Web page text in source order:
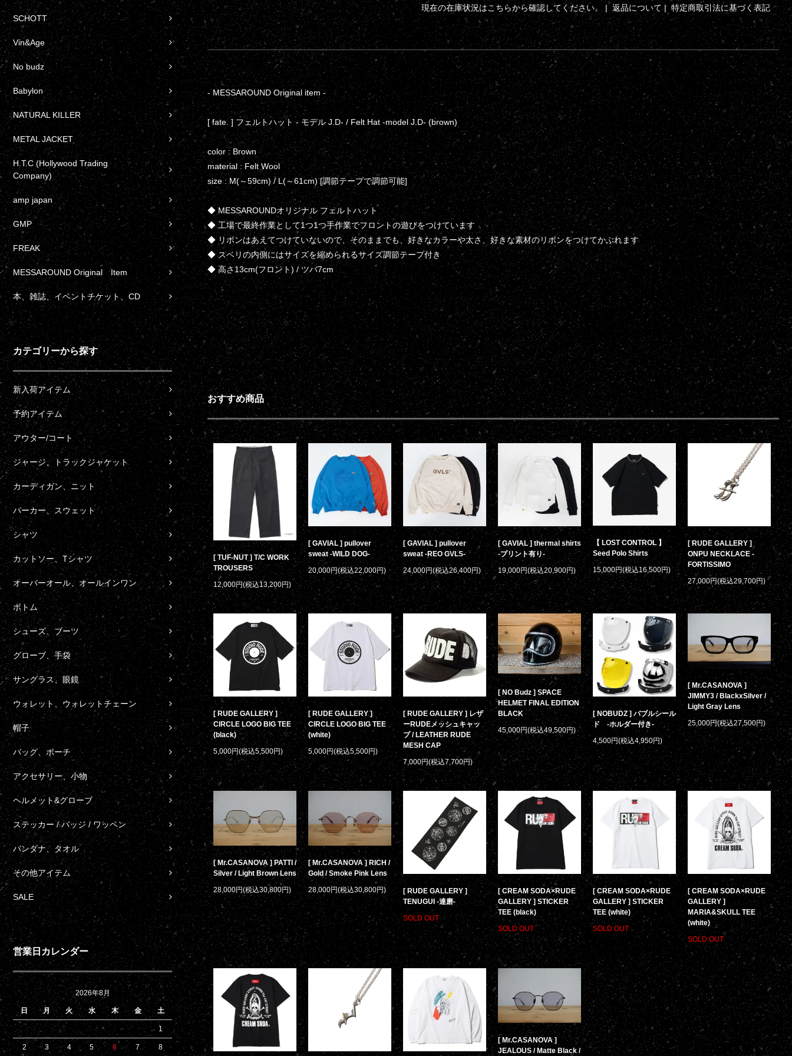
SCHOTT
Vin&Age
No budz
Babylon
NATURAL KILLER
METAL JACKET
H.T.C (Hollywood Trading
Company)
amp japan
GMP
FREAK
MESSAROUND Original Item
本、雑誌、イベントチケット、CD
カテゴリーから探す
新入荷アイテム
予約アイテム
アウター/コート
ジャージ、トラックジャケット
カーディガン、ニット
パーカー、スウェット
シャツ
カットソー、Tシャツ
オーバーオール、オールインワン
ボトム
シューズ、ブーツ
グローブ、手袋
サングラス、眼鏡
ウォレット、ウォレットチェーン
帽子
バッグ、ポーチ
アクセサリー、小物
ヘルメット&グローブ
ステッカー / バッジ / ワッペン
バンダナ、タオル
その他アイテム
SALE
営業日カレンダー
2026年8月
日 月 火 水 木 金 土
1
2 3 4 5 6 7 8
現在の在庫状況はこちらから確認してください。 |返品について| 特定商取引法に基づく表記
- MESSAROUND Original item -
[ fate. ] フェルトハット - モデル J.D- / Felt Hat -model J.D- (brown)
color : Brown
material : Felt Wool
size : M(～59cm) / L(～61cm) [調節テープで調節可能]
◆ MESSAROUNDオリジナル フェルトハット
◆ 工場で最終作業として1つ1つ手作業でフロントの遊びをつけています
◆ リボンはあえてつけていないので、そのままでも、好きなカラーや太さ、好きな素材のリボンをつけてかぶれます
◆ スベリの内側にはサイズを縮められるサイズ調節テープ付き
◆ 高さ13cm(フロント) / ツバ7cm
おすすめ商品
[ TUF-NUT ] T/C WORK
TROUSERS
12,000円(税込13,200円)
[ GAVIAL ] pullover
sweat -WILD DOG-
20,000円(税込22,000円)
[ GAVIAL ] pullover
sweat -REO GVLS-
24,000円(税込26,400円)
[ GAVIAL ] thermal shirts
-プリント有り-
19,000円(税込20,900円)
【 LOST CONTROL 】
Seed Polo Shirts
15,000円(税込16,500円)
[ RUDE GALLERY ]
ONPU NECKLACE -
FORTISSIMO
27,000円(税込29,700円)
[ RUDE GALLERY ]
CIRCLE LOGO BIG TEE
(black)
5,000円(税込5,500円)
[ RUDE GALLERY ]
CIRCLE LOGO BIG TEE
(white)
5,000円(税込5,500円)
[ RUDE GALLERY ] レザ
ーRUDEメッシュキャッ
プ / LEATHER RUDE
MESH CAP
7,000円(税込7,700円)
[ NO Budz ] SPACE
HELMET FINAL EDITION
BLACK
45,000円(税込49,500円)
[ NOBUDZ ] バブルシール
ド -ホルダー付き-
4,500円(税込4,950円)
[ Mr.CASANOVA ]
JIMMY3 / BlackxSilver /
Light Gray Lens
25,000円(税込27,500円)
[ Mr.CASANOVA ] PATTI /
Silver / Light Brown Lens
28,000円(税込30,800円)
[ Mr.CASANOVA ] RICH /
Gold / Smoke Pink Lens
28,000円(税込30,800円)
[ RUDE GALLERY ]
TENUGUI -達磨-
SOLD OUT
[ CREAM SODA×RUDE
GALLERY ] STICKER
TEE (black)
SOLD OUT
[ CREAM SODA×RUDE
GALLERY ] STICKER
TEE (white)
SOLD OUT
[ CREAM SODA×RUDE
GALLERY ]
MARIA&SKULL TEE
(white)
SOLD OUT
[ Mr.CASANOVA ]
JEALOUS / Matte Black /